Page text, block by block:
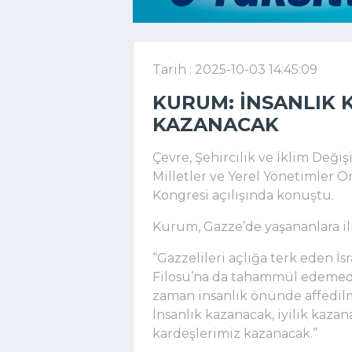
Tarih : 2025-10-03 14:45:09
KURUM: İNSANLIK
KAZANACAK
Çevre, Şehircilik ve İklim
Milletler ve Yerel Yönetimler
Kongresi açılışında konuştu.
Kurum, Gazze’de
“Gazzelileri açlığa terk eden
Filosu’na da tahammül
zaman insanlık önünde
İnsanlık kazanacak, iyilik
kardeşlerimiz kazanacak.”